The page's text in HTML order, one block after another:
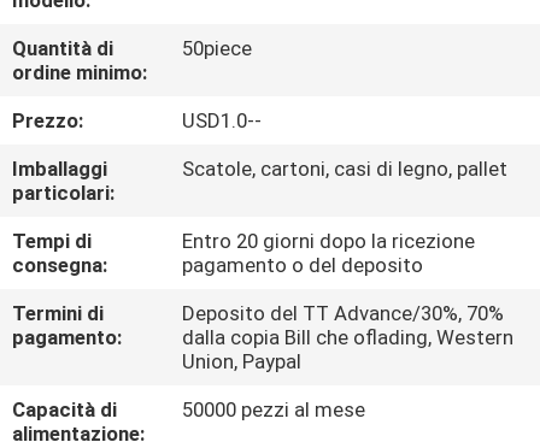
CONTROLLO
DI
QUALITÀ
CONTATTICI
RICHIEDA
UNA
CITAZIONE
Quantità di
ordine minimo:
50piece
Prezzo:
USD1.0--
Imballaggi
particolari:
Scatole, cartoni, casi di legno, pallet
Tempi di
consegna:
Entro 20 giorni dopo la ricezione
pagamento o del deposito
Termini di
pagamento:
Deposito del TT Advance/30%, 70%
dalla copia Bill che oflading, Western
Union, Paypal
Capacità di
alimentazione:
50000 pezzi al mese